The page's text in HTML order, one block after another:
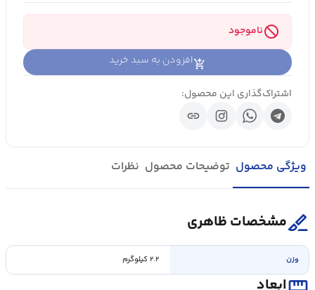
blockناموجود
افزودن به سبد خرید
اشتراک‌گذاری این محصول:
link
ویژگی محصول توضیحات محصول نظرات
surgicalمشخصات ظاهری
وزن ۲.۲ کیلوگرم
ابعاد